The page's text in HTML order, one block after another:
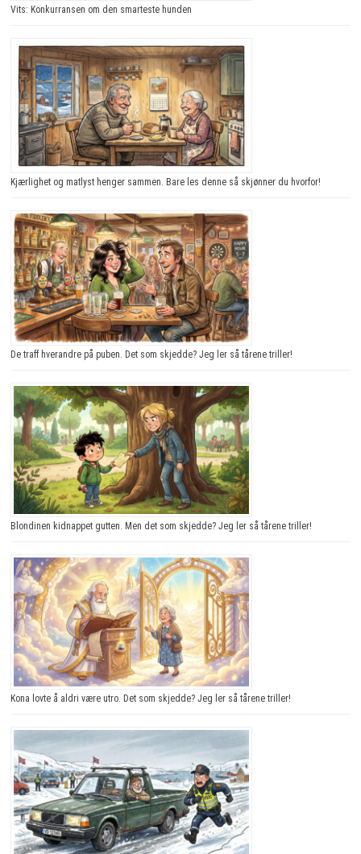
Vits: Konkurransen om den smarteste hunden
Kjærlighet og matlyst henger sammen. Bare les denne så skjønner du hvorfor!
De traff hverandre på puben. Det som skjedde? Jeg ler så tårene triller!
Blondinen kidnappet gutten. Men det som skjedde? Jeg ler så tårene triller!
Kona lovte å aldri være utro. Det som skjedde? Jeg ler så tårene triller!